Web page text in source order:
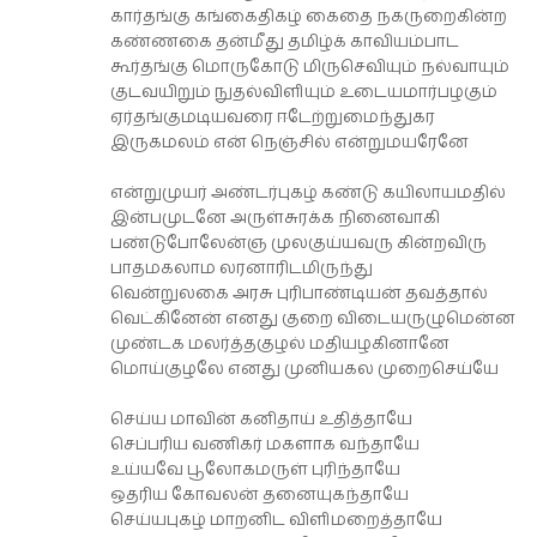
கார்தங்கு கங்கைதிகழ் கைதை நகருறைகின்ற
கண்ணகை தன்மீது தமிழ்க் காவியம்பாட
கூர்தங்கு மொருகோடு மிருசெவியும் நல்வாயும்
குடவயிறும் நுதல்விளியும் உடையமார்பழகும்
ஏர்தங்குமடியவரை ஈடேற்றுமைந்துகர
இருகமலம் என் நெஞ்சில் என்றுமயரேனே
என்றுமுயர் அண்டர்புகழ் கண்டு கயிலாயமதில்
இன்பமுடனே அருள்சுரக்க நினைவாகி
பண்டுபோலேன்ஞ முலகுய்யவரு கின்றவிரு
பாதமகலாம லரனாரிடமிருந்து
வென்றுலகை அரசு புரிபாண்டியன் தவத்தால்
வெட்கினேன் எனது குறை விடையருழுமென்ன
முண்டக மலர்த்தகுழல் மதியழகினானே
மொய்குழலே எனது முனியகல முறைசெய்யே
செய்ய மாவின் கனிதாய் உதித்தாயே
செப்பரிய வணிகர் மகளாக வந்தாயே
உய்யவே பூலோகமருள் புரிந்தாயே
ஒதரிய கோவலன் தனையுகந்தாயே
செய்யபுகழ் மாறனிட விளிமறைத்தாயே